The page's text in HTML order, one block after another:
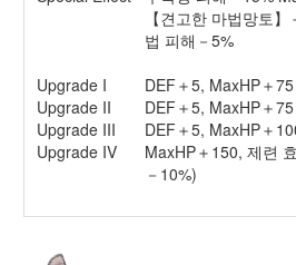
【견고한 마법망토
법 피해－5%
Upgrade I
DEF＋5, MaxHP＋75
Upgrade II
DEF＋5, MaxHP＋75
Upgrade III
DEF＋5, MaxHP＋
Upgrade IV
MaxHP＋150, 제련
－10%)